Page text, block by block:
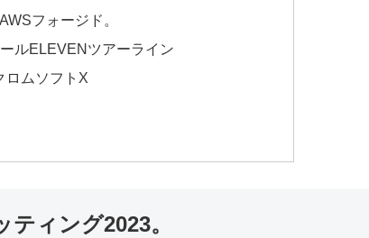
フォージド。
ルELEVENツアーライン
ロムソフトX
ィング2023。